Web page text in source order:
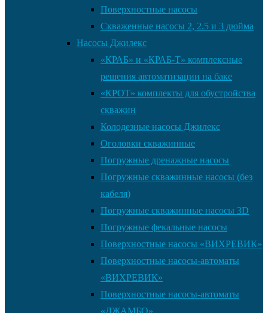
Поверхностные насосы
Скваженные насосы 2, 2.5 и 3 дюйма
Насосы Джилекс
«КРАБ» и «КРАБ-Т» комплексные
решения автоматизации на баке
«КРОТ» комплекты для обустройства
скважин
Колодезные насосы Джилекс
Оголовки скважинные
Погружные дренажные насосы
Погружные скважинные насосы (без
кабеля)
Погружные скважинные насосы 3D
Погружные фекальные насосы
Поверхностные насосы «ВИХРЕВИК»
Поверхностные насосы-автоматы
«ВИХРЕВИК»
Поверхностные насосы-автоматы